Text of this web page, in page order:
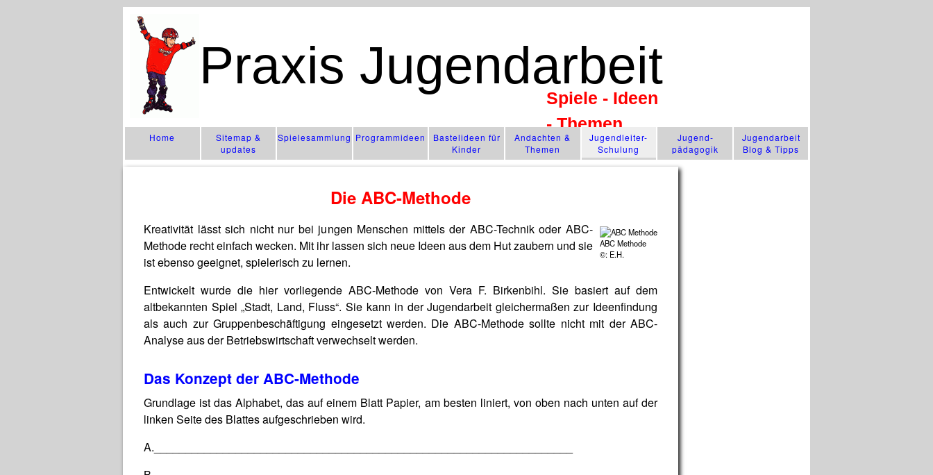
Praxis Jugendarbeit
Spiele - Ideen
- Themen
Home
Sitemap &
updates
Spiele­sammlung Programm­ideen
Bastelideen für
Kinder
Andachten &
Themen
Jugendleiter-
Schulung
Jugend­
pädagogik
Jugendarbeit
Blog & Tipps
Die ABC-Methode
ABC Methode
©: E.H.
Kreativität lässt sich nicht nur bei jungen Menschen mittels der ABC-Technik oder ABC-
Methode recht einfach wecken. Mit ihr lassen sich neue Ideen aus dem Hut zaubern und sie
ist ebenso geeignet, spielerisch zu lernen.
Entwickelt wurde die hier vorliegende ABC-Methode von Vera F. Birkenbihl. Sie basiert auf dem
altbekannten Spiel „Stadt, Land, Fluss“. Sie kann in der Jugendarbeit gleichermaßen zur Ideenfindung
als auch zur Gruppenbeschäftigung eingesetzt werden. Die ABC-Methode sollte nicht mit der ABC-
Analyse aus der Betriebswirtschaft verwechselt werden.
Das Konzept der ABC-Methode
Grundlage ist das Alphabet, das auf einem Blatt Papier, am besten liniert, von oben nach unten auf der
linken Seite des Blattes aufgeschrieben wird.
A.___________________________________________________________________